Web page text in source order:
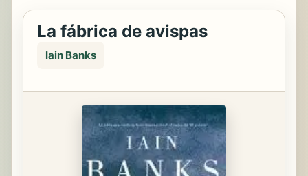
La fábrica de avispas
Iain Banks